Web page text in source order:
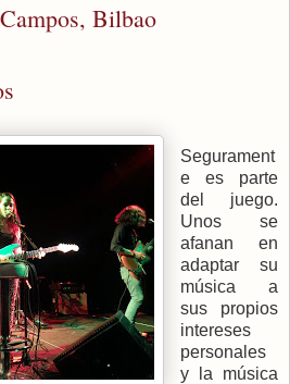
Bilbao
Segurament
e es parte
del juego.
Unos se
afanan en
adaptar su
música a
sus propios
intereses
personales
y la música